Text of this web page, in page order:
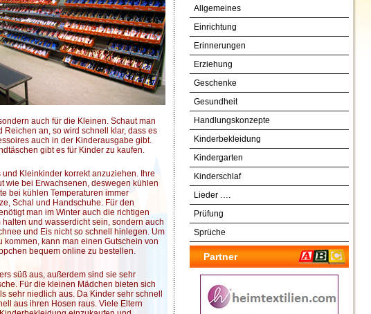
auch für die Kleinen. Schaut man
an, so wird schnell klar, dass es
auch in der Kinderausgabe gibt.
gibt es für Kinder zu kaufen.
Kleinkinder korrekt anzuziehen. Ihre
wie bei Erwachsenen, deswegen kühlen
bei kühlen Temperaturen immer
Schal und Handschuhe. Für den
man im Winter auch die richtigen
und wasserdicht sein, sondern auch
und Eis nicht so schnell hinlegen. Um
kann man einen Gutschein von
bequem online zu bestellen.
süß aus, außerdem sind sie sehr
Für die kleinen Mädchen bieten sich
sehr niedlich aus. Da Kinder sehr schnell
aus ihren Hosen raus. Viele Eltern
Allgemeines
Einrichtung
Erinnerungen
Erziehung
Geschenke
Gesundheit
Handlungskonzepte
Kinderbekleidung
Kindergarten
Kinderschlaf
Lieder ….
Prüfung
Sprüche
Partner